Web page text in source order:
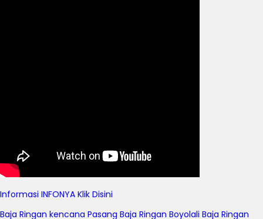
Informasi INFONYA Klik Disini
Baja Ringan kencana Pasang Baja Ringan Boyolali Baja Ringan